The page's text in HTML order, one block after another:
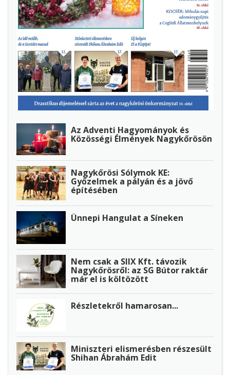
Az Adventi Hagyományok és
Közösségi Élmények Nagykőrösön
Nagykőrösi Sólymok KE:
Győzelmek a pályán és a jövő
építésében
Ünnepi Hangulat a Síneken
Nem csak a SIIX Kft. távozik
Nagykőrösről: az SG Bútor raktár
már el is költözött
Részletekről hamarosan...
Miniszteri elismerésben részesült
Shihan Ábrahám Edit